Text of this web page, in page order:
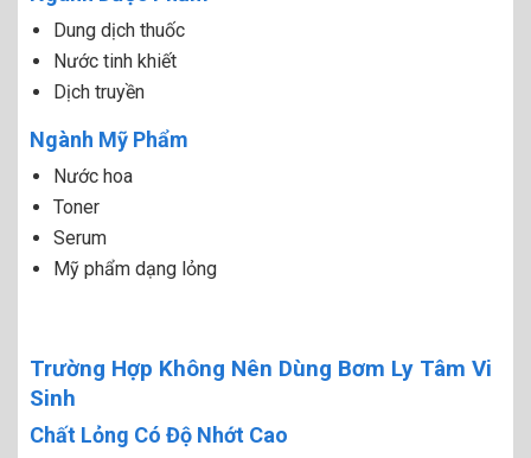
Dung dịch thuốc
Nước tinh khiết
Dịch truyền
Ngành Mỹ Phẩm
Nước hoa
Toner
Serum
Mỹ phẩm dạng lỏng
Trường Hợp Không Nên Dùng Bơm Ly Tâm Vi
Sinh
Chất Lỏng Có Độ Nhớt Cao